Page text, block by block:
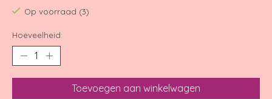
Op voorraad (3)
Hoeveelheid:
Toevoegen aan winkelwagen